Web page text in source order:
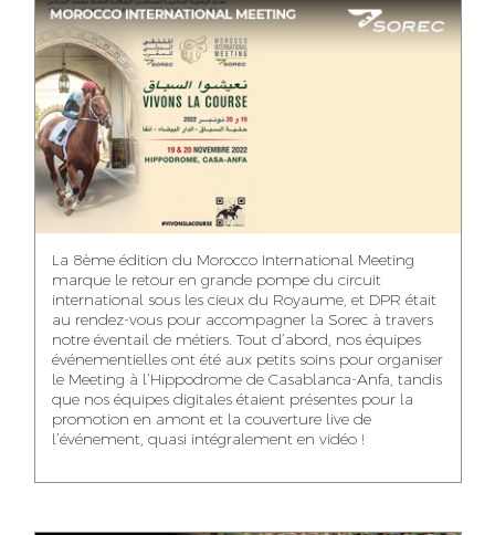
ASMAA MAZZI
ACCOUNT
DIRECTOR
TAHA EL BEIDORI
ART DIRECTOR
FINANCIAL
MANAGER
ACCOUNT
MANAGER
BOUDAR
ART DIRECTOR
FATIMA ZAHRA
DEBBAGH
ACCOUNT
MOHAMED
HARRATIA
DIGITAL MANAGER
NABILA SAMOUN
MEDIA ANALYST
La 8ème édition du Morocco International Meeting
marque le retour en grande pompe du circuit
international sous les cieux du Royaume, et DPR était
au rendez-vous pour accompagner la Sorec à travers
notre éventail de métiers. Tout d’abord, nos équipes
événementielles ont été aux petits soins pour organiser
le Meeting à l’Hippodrome de Casablanca-Anfa, tandis
que nos équipes digitales étaient présentes pour la
promotion en amont et la couverture live de
l’événement, quasi intégralement en vidéo !